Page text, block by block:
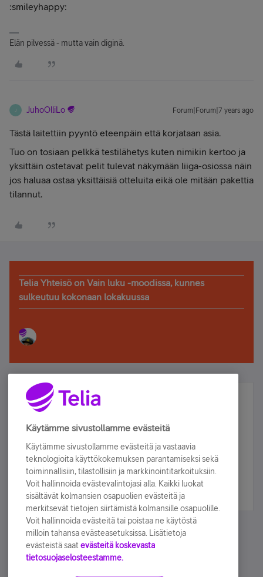
:smileyhappy:
Elän pilvessä - mutta vain diginä.
J JuhoOlliLo Forum|Forum|7 years ago
Tästä laitettiin pyyntö eteenpäin että korjataan asia.
Tuo on tosiaan pelkkä testilähetys kuten nimikin kertoo ja
yksittäin ostetavat pelit tulevat näkymään liiga-osiossa näin
jos haluaa ostaa yksittäisiä otteluita eikä ole mitään pakettia
tilannut.
Telia Yhteisö on Vain luku -moodissa, kunnes
sulkeutuu kokonaan lokakuussa
Älä jää paitsi – osallistu ja voita!
Tilaa Telian uutiskirje ja olet mukana arvonnassa.
sähköpostiisi.
Tilaa nyt
Käytämme sivustollamme evästeitä
Käytämme sivustollamme evästeitä ja vastaavia
teknologioita käyttökokemuksen parantamiseksi sekä
toiminnallisiin, tilastollisiin ja markkinointitarkoituksiin.
Voit hallinnoida evästevalintojasi alla. Kaikki luokat
sisältävät kolmansien osapuolien evästeitä ja
merkitsevät tietojen siirtämistä kolmansille osapuolille.
Voit hallinnoida evästeitä tai poistaa ne käytöstä
milloin tahansa evästeasetuksissa. Lisätietoja
evästeistä saat evästeitä koskevasta
tietosuojaselosteestamme.